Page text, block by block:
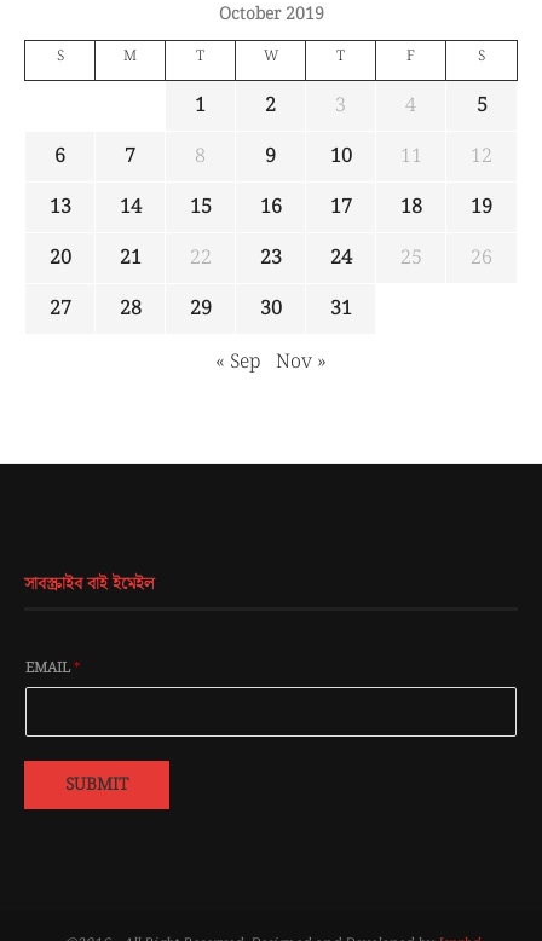
October 2019
S M T W T F S
1 2 3 4
5
6
7 8 9 10 11
12
13
14 15 16 17 18
19
20
21 22 23 24 25
26
27
28 29 30
31
« Sep Nov »
সাবস্ক্রাইব বাই ইমেইল
EMAIL*
SUBMIT